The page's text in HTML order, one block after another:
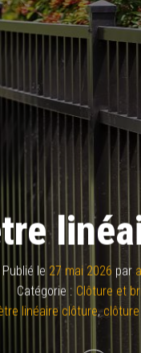
Publié le 27 mai 2026 par
Catégorie : Clôture et
linéaire clôture,